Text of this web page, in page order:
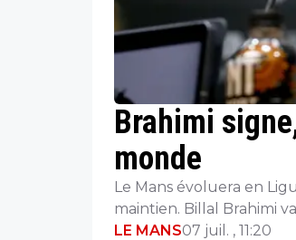
Brahimi
monde
Le Mans évoluera en
maintien. Billal Brahimi
LE MANS07 juil. , 11:20